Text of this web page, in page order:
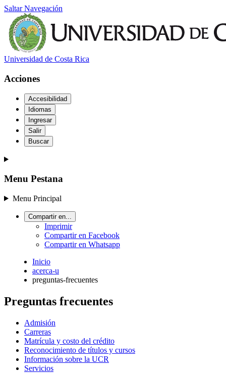
Saltar Navegación
Universidad de Costa Rica
Acciones
Accesibilidad
Idiomas
Ingresar
Salir
Buscar
Menu Pestana
Menu Principal
Compartir en...
Imprimir
Compartir en Facebook
Compartir en Whatsapp
Inicio
acerca-u
preguntas-frecuentes
Preguntas frecuentes
Admisión
Carreras
Matrícula y costo del crédito
Reconocimiento de títulos y cursos
Información sobre la UCR
Servicios